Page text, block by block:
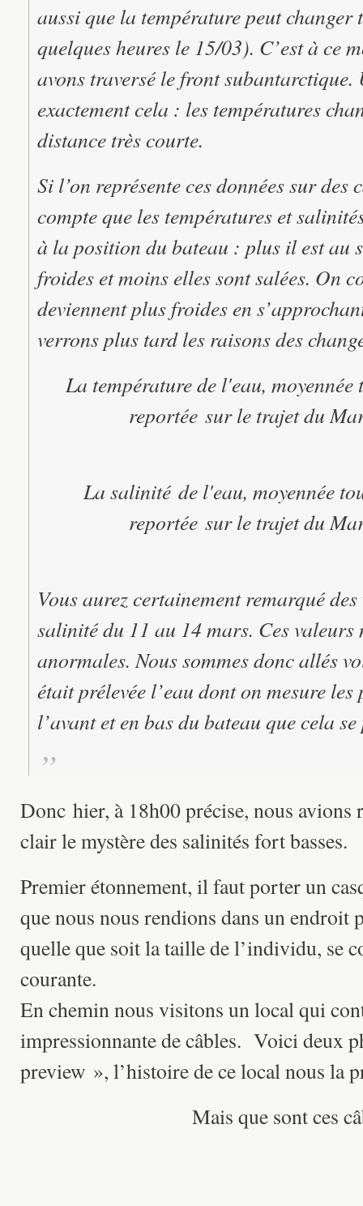
aussi que la température peut changer
quelques heures le 15/03). C’est à ce
avons traversé le front subantarctique.
exactement cela : les températures
distance très courte.
Si l’on représente ces données sur des
compte que les températures et
à la position du bateau : plus il est au
froides et moins elles sont salées. On
deviennent plus froides en
verrons plus tard les raisons des
La température de l'eau, moyennée
reportée sur le trajet du
La salinité de l'eau, moyennée
reportée sur le trajet du
Vous aurez certainement remarqué
salinité du 11 au 14 mars. Ces valeurs
anormales. Nous sommes donc allés
était prélevée l’eau dont on mesure
l’avant et en bas du bateau que cela
Donc hier, à 18h00 précise, nous avions
clair le mystère des salinités fort basses.
Premier étonnement, il faut porter un
que nous nous rendions dans un endroit
quelle que soit la taille de l’individu, se
courante.
En chemin nous visitons un local qui
impressionnante de câbles. Voici deux
preview », l’histoire de ce local nous la
Mais que sont ces